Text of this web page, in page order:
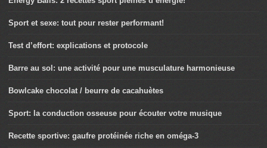
Sport et sexe: tout pour rester performant!
Test d’effort: explications et protocole
Barre au sol: une activité pour une musculature harmonieuse
Bowlcake chocolat / beurre de cacahuètes
Sport: la conduction osseuse pour écouter votre musique
Recette sportive: gaufre protéinée riche en oméga-3